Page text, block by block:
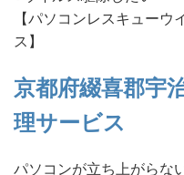
【パソコンレスキューウ
ス】
京都府綴喜郡宇
理サービス
パソコンが立ち上がらな